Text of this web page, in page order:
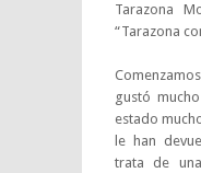
Tarazona
“Tarazona
gustó
estado
le han
trata de